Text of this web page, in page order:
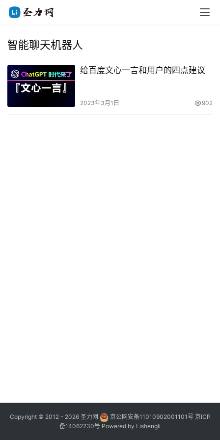
智能聊天机器人
给百度文心一言和用户的四点建议
2023年3月1日 902
Copyright © 2012 - 2026 圣力网 京公网安备11010902001101号 京ICP
备14062230号 Powered by Lishengli